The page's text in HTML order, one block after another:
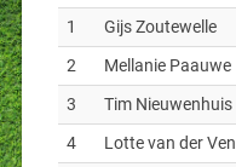
1 Gijs Zoutewelle
2
Mellanie Paauwe
3
Tim Nieuwenhuis
4
Lotte van der Ven